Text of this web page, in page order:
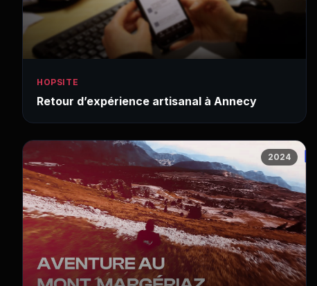
HOPSITE
Retour d’expérience artisanal à Annecy
2024